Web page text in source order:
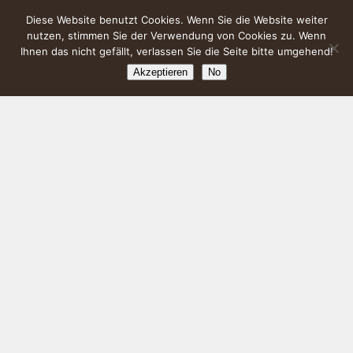
Diese Website benutzt Cookies. Wenn Sie die Website weiter
nutzen, stimmen Sie der Verwendung von Cookies zu. Wenn
Ihnen das nicht gefällt, verlassen Sie die Seite bitte umgehend!
Akzeptieren No